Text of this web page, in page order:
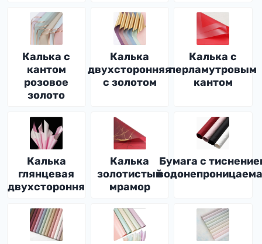
Калька с
кантом
розовое
золото
Калька
двухсторонняя
с золотом
Калька с
перламутровым
кантом
Калька
глянцевая
двухстороння
Калька
золотистый
мрамор
Бумага с